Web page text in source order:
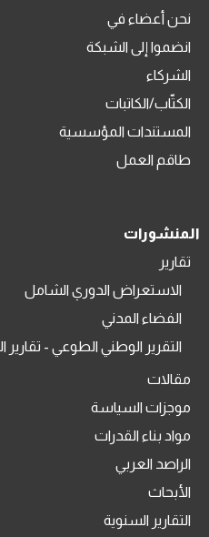
نحن أعضاء في
انضموا إلى الشبكة
الشركاء
الكتّاب/الكاتبات
المستندات المؤسسية
طاقم العمل
المنشورات
تقارير
الاستعراض الدوري الشامل
الفضاء المدني
التقرير الوطني الطوعي - تقارير
مقالات
موجزات السياسة
مواد بناء القدرات
الراصد العربي
الأبحاث
التقارير السنوية